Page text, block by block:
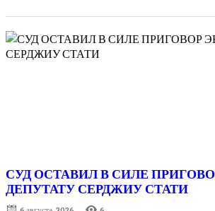
СУД ОСТАВИЛ В СИЛЕ
ДЕПУТАТУ СЕРДЖИУ СТАТИ